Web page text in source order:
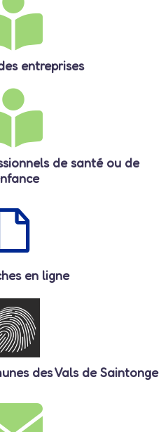
entreprises
de santé ou de
en ligne
des Vals de Saintonge